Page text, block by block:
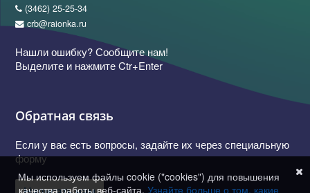
(3462) 25-25-34
crb@raionka.ru
Нашли ошибку? Сообщите нам!
Выделите и нажмите Ctr+Enter
Обратная связь
Если у вас есть вопросы, задайте их через специальную
форму
Мы используем файлы cookie ("cookies") для повышения
качества работы веб-сайта. Узнайте больше о том, какие